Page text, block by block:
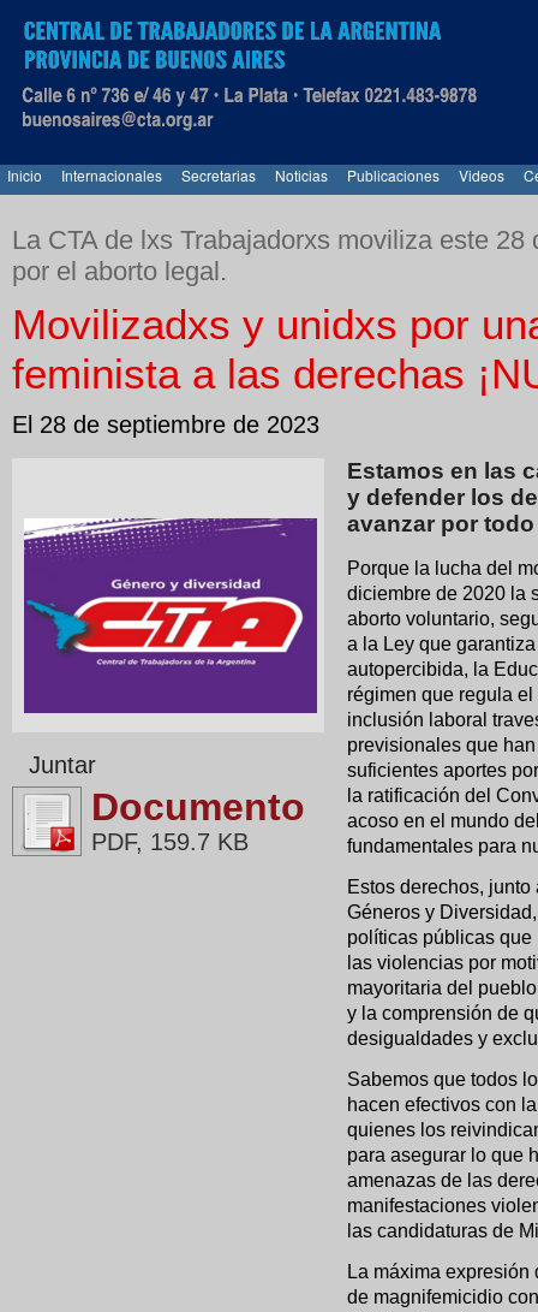
Inicio Internacionales Secretarias Noticias Publicaciones Videos
La CTA de lxs Trabajadorxs moviliza este
por el aborto legal.
Movilizadxs y unidxs por
feminista a las derechas
El 28 de septiembre de 2023
Estamos en las
y defender los
avanzar por
Porque la lucha del
diciembre de 2020 la
aborto voluntario,
a la Ley que
autopercibida, la
régimen que regula
inclusión laboral
previsionales que
suficientes aportes
la ratificación del
acoso en el mundo
fundamentales para
Estos derechos,
Géneros y
políticas públicas
las violencias por
mayoritaria del
y la comprensión de
desigualdades y
Sabemos que todos
hacen efectivos con
quienes los
para asegurar lo que
amenazas de las
manifestaciones
las candidaturas de
La máxima expresión
de magnifemicidio
Juntar
Documento
PDF, 159.7 KB